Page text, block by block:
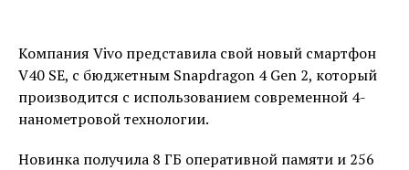
Компания Vivo представила свой новый смартфон
V40 SE, с бюджетным Snapdragon 4 Gen 2, который
производится с использованием современной 4-
нанометровой технологии.
Новинка получила 8 ГБ оперативной памяти и 256